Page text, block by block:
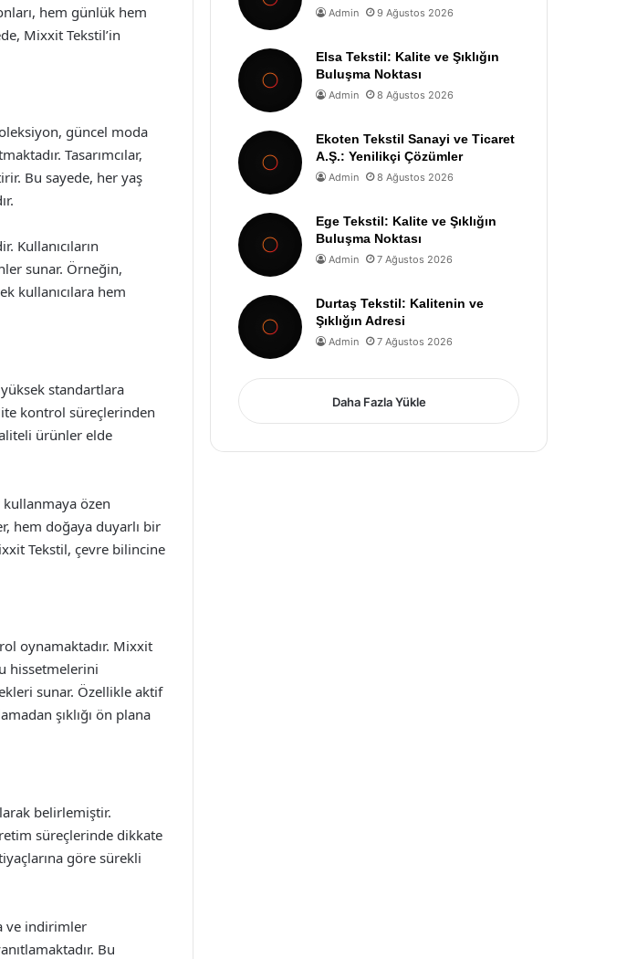
hem günlük hem
Mixxit Tekstil’in
güncel moda
Tasarımcılar,
Bu sayede, her yaş
Kullanıcıların
sunar. Örneğin,
kullanıcılara hem
standartlara
kontrol süreçlerinden
ürünler elde
özen
hem doğaya duyarlı bir
Tekstil, çevre bilincine
oynamaktadır. Mixxit
hissetmelerini
sunar. Özellikle aktif
şıklığı ön plana
belirlemiştir.
süreçlerinde dikkate
göre sürekli
ve indirimler
Bu
Admin 9 Ağustos 2026
Elsa Tekstil: Kalite ve Şıklığın
Buluşma Noktası
Admin 8 Ağustos 2026
Ekoten Tekstil Sanayi ve Ticaret
A.Ş.: Yenilikçi Çözümler
Admin 8 Ağustos 2026
Ege Tekstil: Kalite ve Şıklığın
Buluşma Noktası
Admin 7 Ağustos 2026
Durtaş Tekstil: Kalitenin ve
Şıklığın Adresi
Admin 7 Ağustos 2026
Daha Fazla Yükle